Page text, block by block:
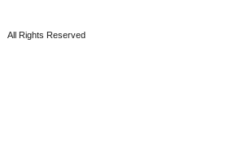
All Rights Reserved